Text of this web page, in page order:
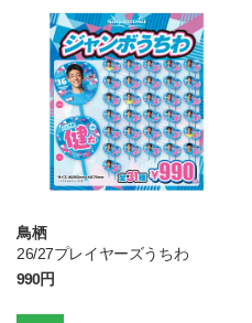
鳥栖
26/27プレイヤーズうちわ
990円